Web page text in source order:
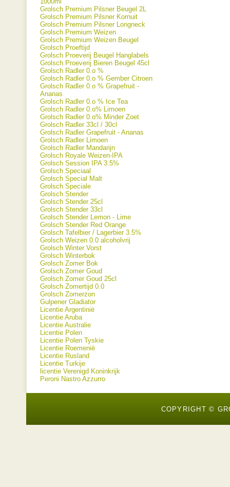
Grolsch Premium Pilsner Beugel 2L
Grolsch Premium Pilsner Kornuit
Grolsch Premium Pilsner Longneck
Grolsch Premium Weizen
Grolsch Premium Weizen Beugel
Grolsch Proeftijd
Grolsch Proeverij Beugel Hanglabels
Grolsch Proeverij Bieren Beugel 45cl
Grolsch Radler 0.o %
Grolsch Radler 0.o % Gember Citroen
Grolsch Radler 0.o % Grapefruit -
Ananas
Grolsch Radler 0.o % Ice Tea
Grolsch Radler 0.o% Limoen
Grolsch Radler 0.o% Minder Zoet
Grolsch Radler 33cl / 30cl
Grolsch Radler Grapefruit - Ananas
Grolsch Radler Limoen
Grolsch Radler Mandarijn
Grolsch Royale Weizen-IPA
Grolsch Session IPA 3.5%
Grolsch Speciaal
Grolsch Special Malt
Grolsch Speciale
Grolsch Stender
Grolsch Stender 25cl
Grolsch Stender 33cl
Grolsch Stender Lemon - Lime
Grolsch Stender Red Orange
Grolsch Tafelbier / Lagerbier 3.5%
Grolsch Weizen 0.0 alcoholvrij
Grolsch Winter Vorst
Grolsch Winterbok
Grolsch Zomer Bok
Grolsch Zomer Goud
Grolsch Zomer Goud 25cl
Grolsch Zomertijd 0.0
Grolsch Zomerzon
Gulpener Gladiator
Licentie Argentinië
Licentie Aruba
Licentie Australie
Licentie Polen
Licentie Polen Tyskie
Licentie Roemenië
Licentie Rusland
Licentie Turkije
licentie Verenigd Koninkrijk
Peroni Nastro Azzurro
COPYRIGHT ©